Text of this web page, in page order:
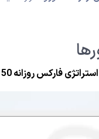
استراتژی فارکس روزانه 50 پیپ